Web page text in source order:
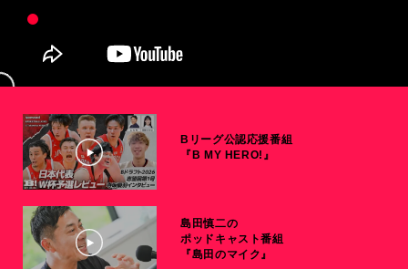
Bリーグ公認応援番組
『B MY HERO!』
島田慎二の
ポッドキャスト番組
『島田のマイク』